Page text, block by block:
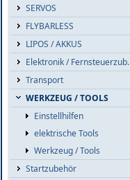
SERVOS
FLYBARLESS
LIPOS / AKKUS
Elektronik / Fernsteuerzub.
Transport
WERKZEUG / TOOLS
Einstellhilfen
elektrische Tools
Werkzeug / Tools
Startzubehör